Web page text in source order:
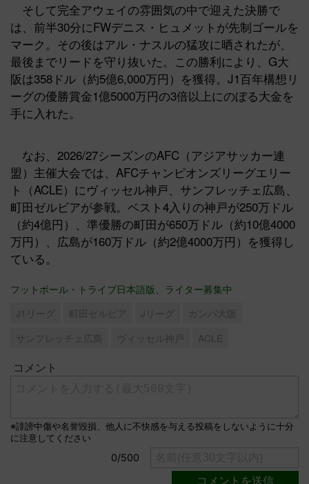
そして完全アウェイの雰囲気の中で迎えた決勝で
は、前半30分にFWデニス・ヒュメットが先制ゴールを
マーク。その後はアル・ナスルの猛攻に晒されたが、
最後までリードを守り抜いた。この勝利により、G大
阪は358ドル（約5億6,000万円）を獲得。J1百年構想リ
ーグの優勝賞金1億5000万円の3倍以上にのぼる大金を
手に入れた。
なお、2026/27シーズンのAFC（アジアサッカー連
盟）主催大会では、AFCチャンピオンズリーグエリー
ト（ACLE）にヴィッセル神戸、サンフレッチェ広島、
町田ゼルビアが参戦。ベスト4入りの神戸が250万ドル
（約4億円）、準優勝の町田が650万ドル（約10億4000
万円）、広島が160万ドル（約2億4000万円）を獲得し
ている。
フットボール・トライブ日本語版、ライター募集中
J1リーグ 町田ゼルビア Jリーグ
ガンバ大阪
サンフレッチェ広島
ヴィッセル神戸 ACLE